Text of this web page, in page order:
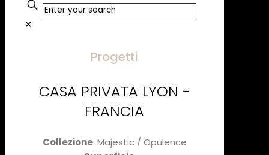
✕
Progetti
CASA PRIVATA LYON -
FRANCIA
Collezione: Majestic / Opulence